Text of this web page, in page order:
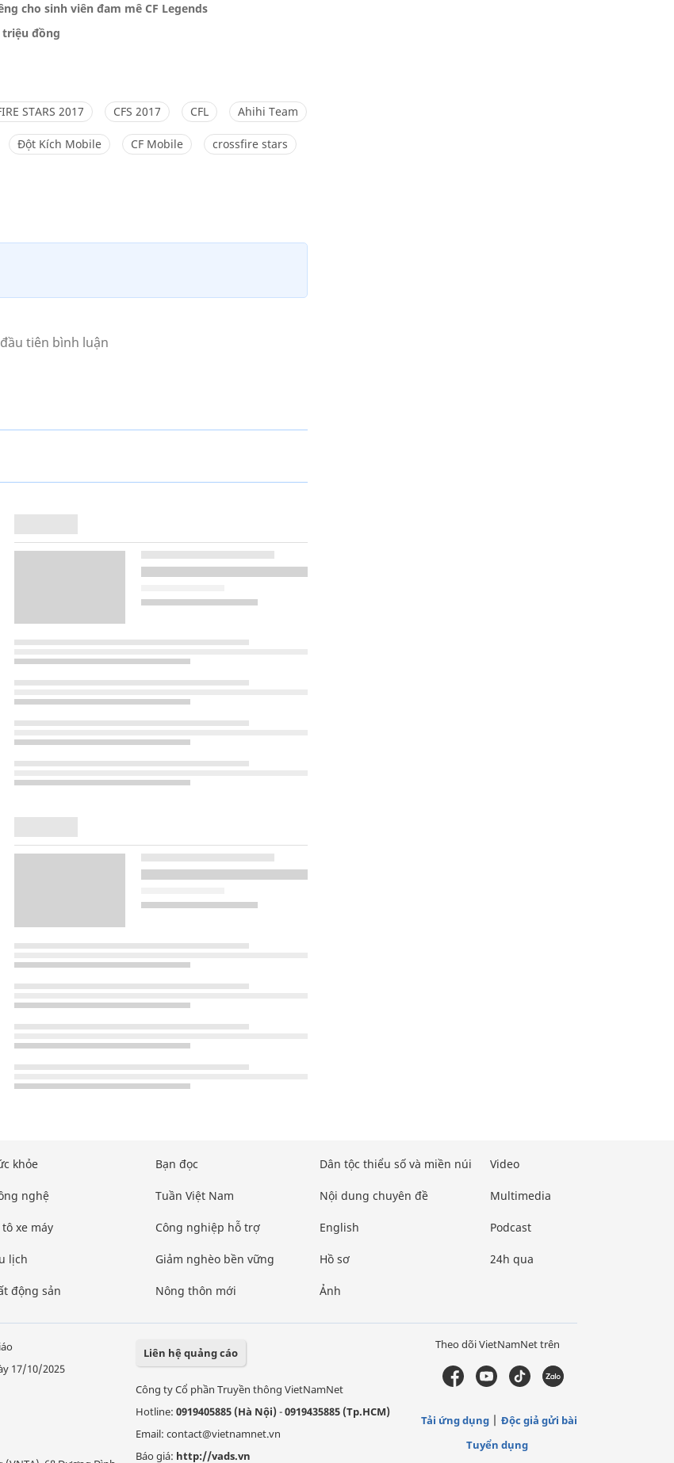
cho sinh viên đam mê CF Legends
triệu đồng
STARS 2017 CFS 2017 CFL Ahihi Team
Đột Kích Mobile CF Mobile crossfire stars
khỏe
nghệ
tô xe máy
lịch
động sản
Bạn đọc
Tuần Việt Nam
Công nghiệp hỗ trợ
Giảm nghèo bền vững
Nông thôn mới
Dân tộc thiểu số và miền núi
Nội dung chuyên đề
English
Hồ sơ
Ảnh
Video
Multimedia
Podcast
24h qua
17/10/2025
Liên hệ quảng cáo
Công ty Cổ phần Truyền thông VietNamNet
Hotline: 0919405885 (Hà Nội)-0919435885 (Tp.HCM)
Email: contact@vietnamnet.vn
Báo giá: http://vads.vn
Theo dõi VietNamNet trên
Tải ứng dụng
Độc giả gửi bài
Tuyển dụng